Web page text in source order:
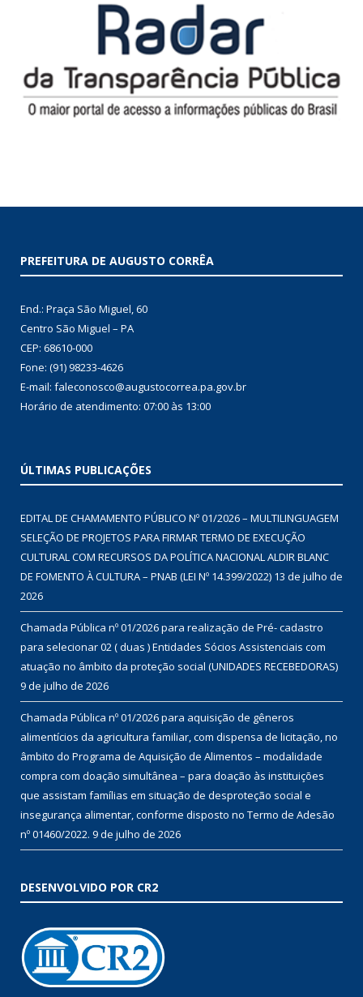
PREFEITURA DE AUGUSTO CORRÊA
End.: Praça São Miguel, 60
Centro São Miguel – PA
CEP: 68610-000
Fone: (91) 98233-4626
E-mail: faleconosco@augustocorrea.pa.gov.br
Horário de atendimento: 07:00 às 13:00
ÚLTIMAS PUBLICAÇÕES
EDITAL DE CHAMAMENTO PÚBLICO Nº 01/2026 – MULTILINGUAGEM
SELEÇÃO DE PROJETOS PARA FIRMAR TERMO DE EXECUÇÃO
CULTURAL COM RECURSOS DA POLÍTICA NACIONAL ALDIR BLANC
DE FOMENTO À CULTURA – PNAB (LEI Nº 14.399/2022) 13 de julho de
2026
Chamada Pública nº 01/2026 para realização de Pré- cadastro
para selecionar 02 ( duas ) Entidades Sócios Assistenciais com
atuação no âmbito da proteção social (UNIDADES RECEBEDORAS)
9 de julho de 2026
Chamada Pública nº 01/2026 para aquisição de gêneros
alimentícios da agricultura familiar, com dispensa de licitação, no
âmbito do Programa de Aquisição de Alimentos – modalidade
compra com doação simultânea – para doação às instituições
que assistam famílias em situação de desproteção social e
insegurança alimentar, conforme disposto no Termo de Adesão
nº 01460/2022. 9 de julho de 2026
DESENVOLVIDO POR CR2